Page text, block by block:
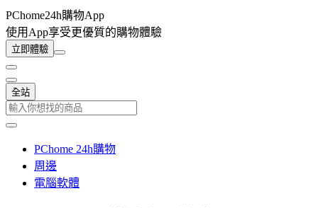
PChome24h購物App
使用App享受更優質的購物體驗
立即體驗
全站
PChome 24h購物
周邊
電腦軟體